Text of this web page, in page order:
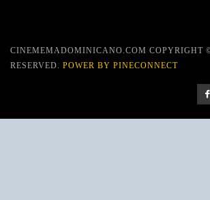
CINEMEMADOMINICANO.COM COPYRIGHT
RESERVED. POWER BY PINECONNECT